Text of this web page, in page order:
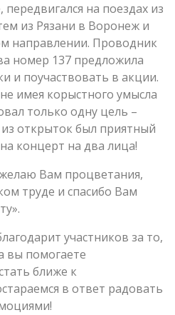
на поездах из
из Рязани в Воронеж и
направлении. Проводник
номер 137 предложила
и поучаствовать в акции.
имея корыстного умысла
только одну цель –
открыток был приятный
концерт на два лица!
Вам процветания,
труде и спасибо Вам
участников за то,
вы помогаете
ближе к
в ответ радовать